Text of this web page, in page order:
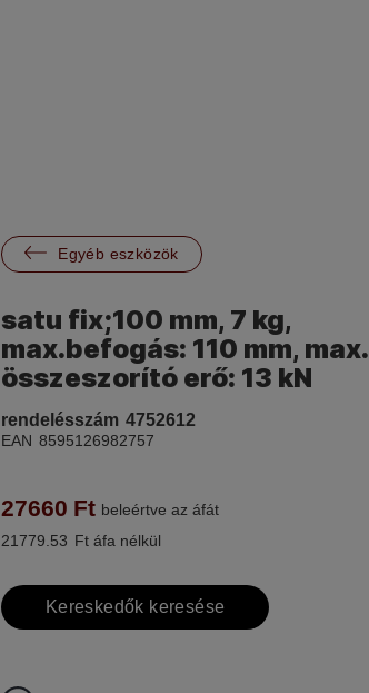
 Egyéb eszközök
satu fix;100 mm, 7 kg,
max.befogás: 110 mm, max.
összeszorító erő: 13 kN
rendelésszám 4752612
EAN 8595126982757
27660 Ft beleértve az áfát
21779.53 Ft áfa nélkül
Kereskedők keresése